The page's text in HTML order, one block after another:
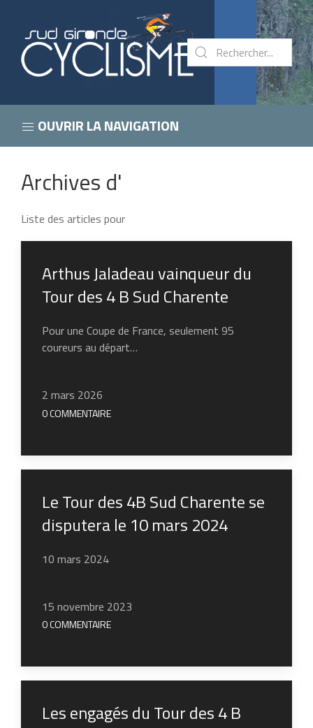
OUVRIR LA NAVIGATION
Archives d'
Liste des articles pour
Arthus Jaladeau vainqueur du
Tour des 4 B Sud Charente
Pour une Coupe de France, seulement 95
coureurs au départ…
2 mars 2026
0 COMMENTAIRE
Le Tour des 4B Sud Charente se
disputera le 10 mars 2024
10 mars 2024
15 novembre 2023
0 COMMENTAIRE
Les engagés du Tour des 4 B